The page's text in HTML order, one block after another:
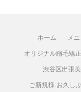
ホーム メ
オリジナル縮毛矯正
渋谷区出張
ご新規様.お久し